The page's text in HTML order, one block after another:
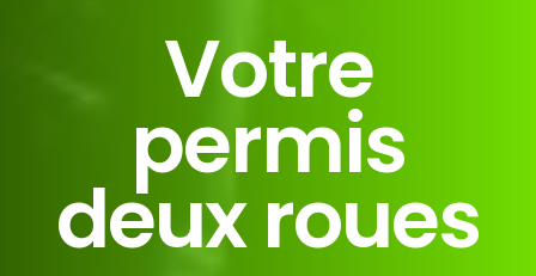
Votre
permis
deux roues